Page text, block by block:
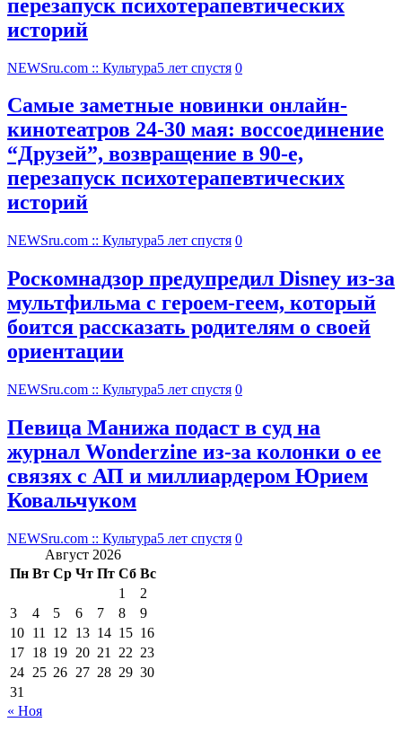
перезапуск психотерапевтических
историй
NEWSru.com :: Культура5 лет спустя 0
Самые заметные новинки онлайн-
кинотеатров 24-30 мая: воссоединение
“Друзей”, возвращение в 90-е,
перезапуск психотерапевтических
историй
NEWSru.com :: Культура5 лет спустя 0
Роскомнадзор предупредил Disney из-за
мультфильма c героем-геем, который
боится рассказать родителям о своей
ориентации
NEWSru.com :: Культура5 лет спустя 0
Певица Манижа подаст в суд на
журнал Wonderzine из-за колонки о ее
связях с АП и миллиардером Юрием
Ковальчуком
NEWSru.com :: Культура5 лет спустя 0
Август 2026
Пн Вт Ср Чт Пт Сб Вс
1
2
3
4 5 6 7 8
9
10 11 12 13 14 15 16
17 18 19 20 21 22 23
24 25 26 27 28 29 30
31
« Ноя